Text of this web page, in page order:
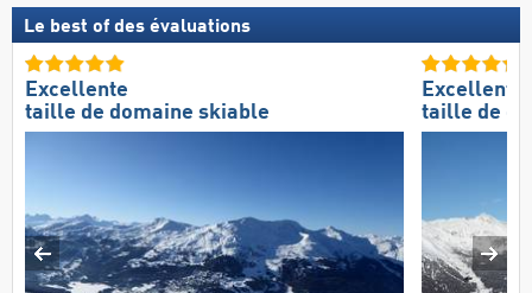
Le best of des évaluations
Excellente
taille de domaine skiable
Excellente
taille de